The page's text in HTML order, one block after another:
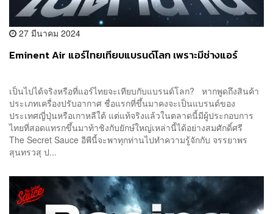
27 มีนาคม 2024
Eminent Air แอร์ไทยเทียบแบรนด์โลก เพราะมีช่างแอร์
เป็นไปได้จริงหรือที่แอร์ไทยจะเทียบกับแบรนด์โลก? หากพูดถึงสินค้า
ประเภทเครื่องปรับอากาศ ชื่อแรกที่ขึ้นมาคงจะเป็นแบรนด์ของ
ประเทศญี่ปุ่นหรือเกาหลีใต้ แต่แท้จริงแล้วในตลาดนี้มีผู้ประกอบการ
ไทยที่สอดแทรกขึ้นมาท้าชิงกับยักษ์ใหญ่เหล่านี้ได้อย่างสมศักดิ์ศรี
The Secret Sauce อีพีนี้จะพาทุกท่านไปทำความรู้จักกับ จรรยาพร
สุนทรวสุ ป...